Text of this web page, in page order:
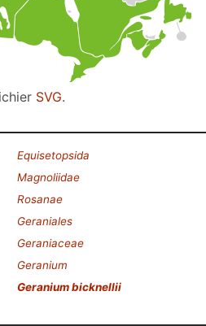
SVG.
Equisetopsida
Magnoliidae
Rosanae
Geraniales
Geraniaceae
Geranium
Geranium bicknellii